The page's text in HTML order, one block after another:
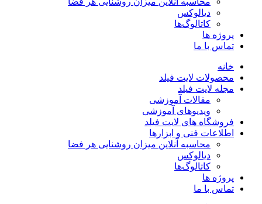
دیالوکس
کاتالوگ‌ها
پروژه ها
تماس با ما
خانه
محصولات لایت فیلد
مجله لایت فیلد
مقالات آموزشی
ویدیوهای آموزشی
فروشگاه های لایت فیلد
اطلاعات فنی و ابزارها
محاسبه آنلاین میزان روشنایی هر فضا
دیالوکس
کاتالوگ‌ها
پروژه ها
تماس با ما